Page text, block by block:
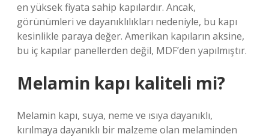
en yüksek fiyata sahip kapılardır. Ancak,
görünümleri ve dayanıklılıkları nedeniyle, bu kapı
kesinlikle paraya değer. Amerikan kapıların aksine,
bu iç kapılar panellerden değil, MDF’den yapılmıştır.
Melamin kapı kaliteli mi?
Melamin kapı, suya, neme ve ısıya dayanıklı,
kırılmaya dayanıklı bir malzeme olan melaminden